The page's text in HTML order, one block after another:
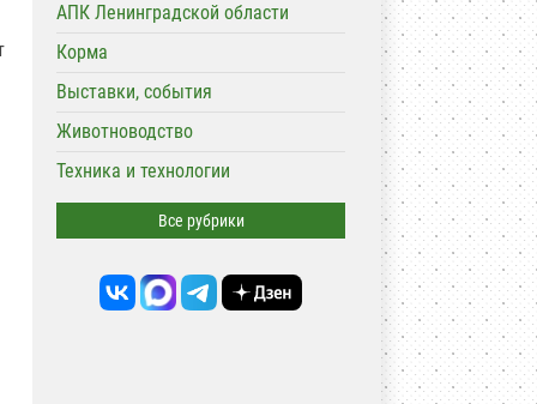
АПК Ленинградской области
Корма
Выставки, события
Животноводство
Техника и технологии
Все рубрики